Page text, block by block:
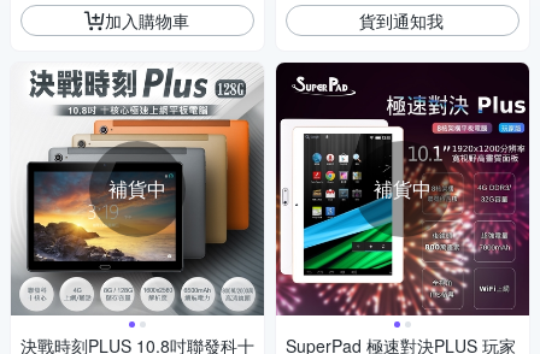
加入購物車
補貨中
決戰時刻PLUS 10.8吋聯發科十
貨到通知我
補貨中
SuperPad 極速對決PLUS 玩家